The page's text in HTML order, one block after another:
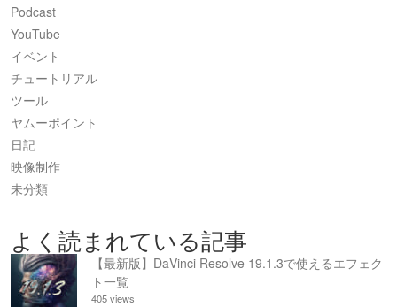
Podcast
YouTube
イベント
チュートリアル
ツール
ヤムーポイント
日記
映像制作
未分類
よく読まれている記事
【最新版】DaVinci Resolve 19.1.3で使えるエフェク
ト一覧
405 views